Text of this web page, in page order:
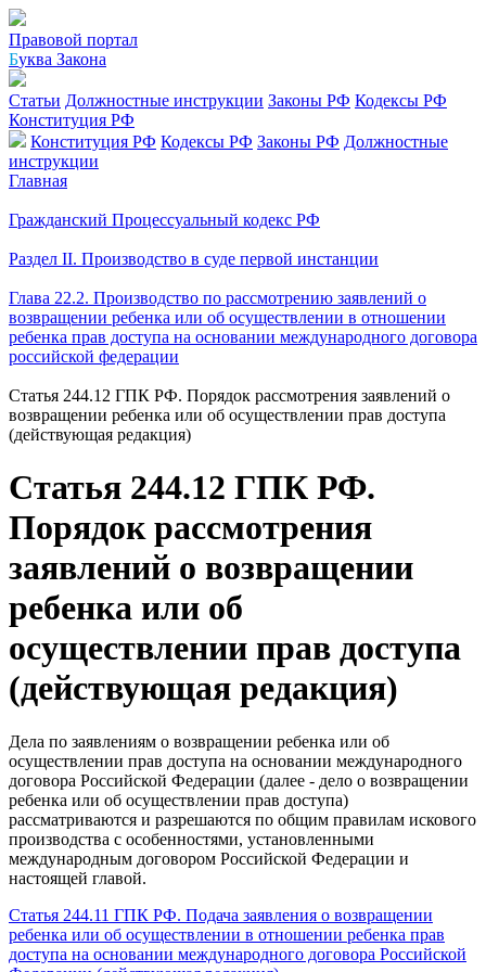
Правовой портал
Буква Закона
Статьи Должностные инструкции Законы РФ Кодексы РФ
Конституция РФ
Конституция РФ Кодексы РФ Законы РФ Должностные
инструкции
Главная
Гражданский Процессуальный кодекс РФ
Раздел II. Производство в суде первой инстанции
Глава 22.2. Производство по рассмотрению заявлений о
возвращении ребенка или об осуществлении в отношении
ребенка прав доступа на основании международного договора
российской федерации
Статья 244.12 ГПК РФ. Порядок рассмотрения заявлений о
возвращении ребенка или об осуществлении прав доступа
(действующая редакция)
Статья 244.12 ГПК РФ.
Порядок рассмотрения
заявлений о возвращении
ребенка или об
осуществлении прав доступа
(действующая редакция)
Дела по заявлениям о возвращении ребенка или об
осуществлении прав доступа на основании международного
договора Российской Федерации (далее - дело о возвращении
ребенка или об осуществлении прав доступа)
рассматриваются и разрешаются по общим правилам искового
производства с особенностями, установленными
международным договором Российской Федерации и
настоящей главой.
Статья 244.11 ГПК РФ. Подача заявления о возвращении
ребенка или об осуществлении в отношении ребенка прав
доступа на основании международного договора Российской